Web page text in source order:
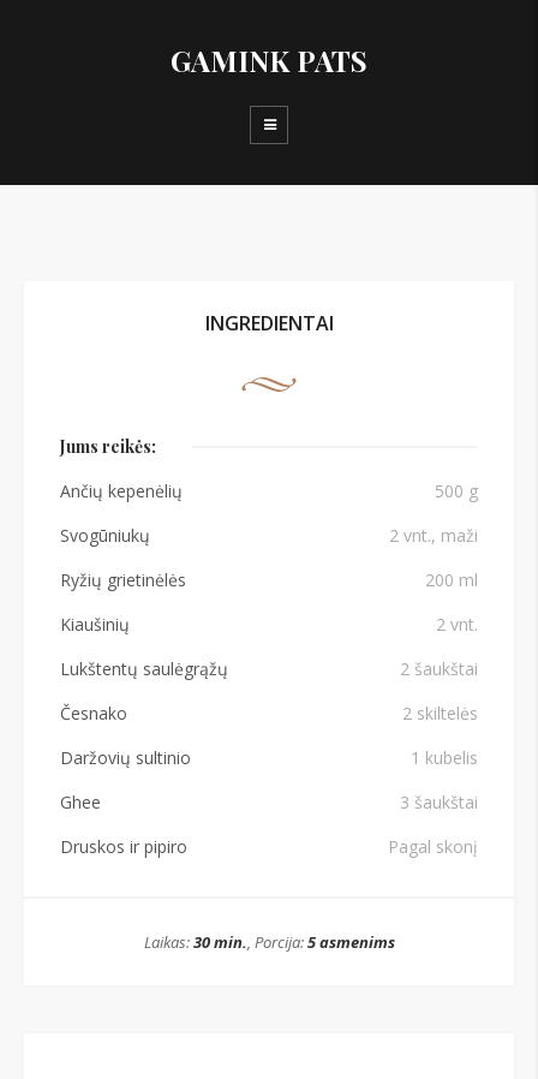
GAMINK PATS
INGREDIENTAI
Jums reikės:
Ančių kepenėlių
500 g
Svogūniukų
2 vnt., maži
Ryžių grietinėlės
200 ml
Kiaušinių
2 vnt.
Lukštentų saulėgrąžų
2 šaukštai
Česnako
2 skiltelės
Daržovių sultinio
1 kubelis
Ghee
3 šaukštai
Druskos ir pipiro
Pagal skonį
Laikas:30 min., Porcija:5 asmenims